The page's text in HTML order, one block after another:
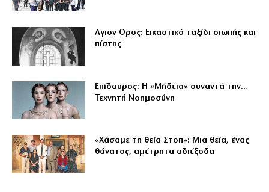
Αγιον Ορος: Εικαστικό ταξίδι σιωπής και
πίστης
Επίδαυρος: Η «Μήδεια» συναντά την…
Τεχνητή Νοημοσύνη
«Χάσαμε τη θεία Στοπ»: Μια θεία, ένας
θάνατος, αμέτρητα αδιέξοδα